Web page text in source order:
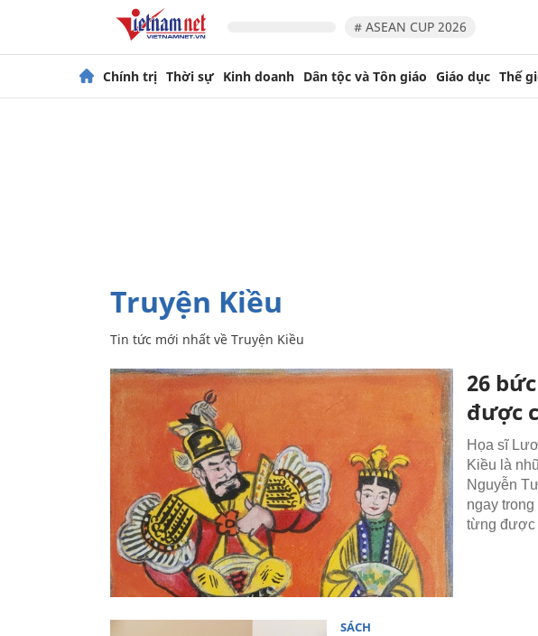
# ASEAN CUP 2026
Chính trị Thời sự Kinh doanh Dân tộc và Tôn giáo Giáo dục Thế
Truyện Kiều
Tin tức mới nhất về Truyện Kiều
26
được
Họa sĩ
Kiều là
Nguyễn
ngay
từng được
SÁCH